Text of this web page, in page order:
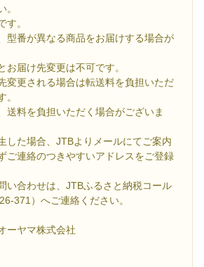
。
。
型番が異なる商品をお届けする場合が
届け先変更は不可です。
変更される場合は転送料を負担いただ
。
送料を負担いただく場合がございま
した場合、JTBよりメールにてご案内
ご連絡のつきやすいアドレスをご登録
い合わせは、JTBふるさと納税コール
371）へご連絡ください。
ーヤマ株式会社